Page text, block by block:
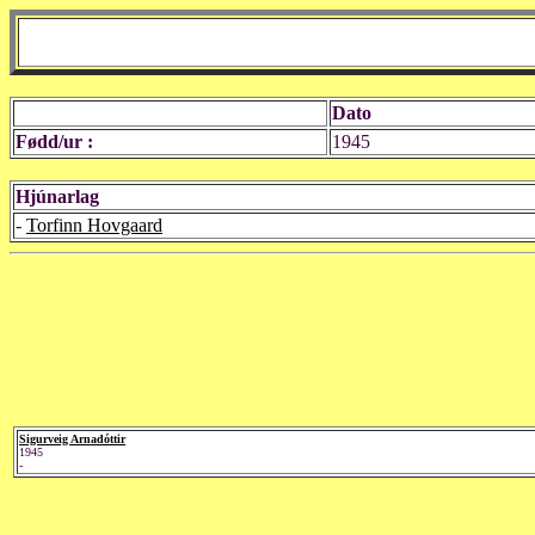
Dato
Fødd/ur :
1945
Hjúnarlag
- Torfinn Hovgaard
Sigurveig Arnadóttir
1945
-